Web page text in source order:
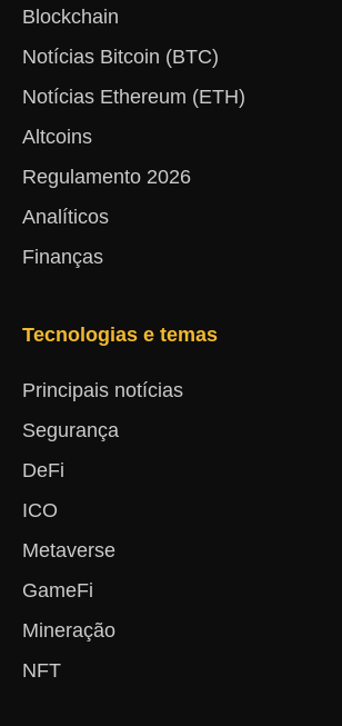
Blockchain
Notícias Bitcoin (BTC)
Notícias Ethereum (ETH)
Altcoins
Regulamento 2026
Analíticos
Finanças
Tecnologias e temas
Principais notícias
Segurança
DeFi
ICO
Metaverse
GameFi
Mineração
NFT